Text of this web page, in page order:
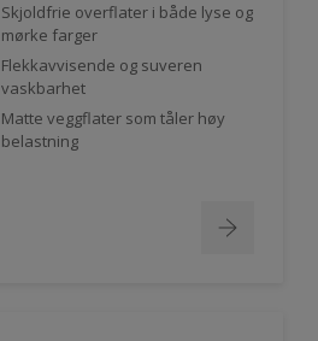
Skjoldfrie overflater i både lyse og
mørke farger
Flekkavvisende og suveren
vaskbarhet
Matte veggflater som tåler høy
belastning